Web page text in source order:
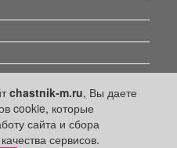
chastnik-m.ru, Вы даете
cookie, которые
сайта и сбора
сервисов.